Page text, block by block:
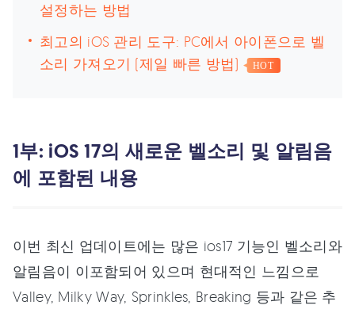
설정하는 방법
최고의 iOS 관리 도구: PC에서 아이폰으로 벨
소리 가져오기 (제일 빠른 방법)
HOT
1부: iOS 17의 새로운 벨소리 및 알림음
에 포함된 내용
이번 최신 업데이트에는 많은 ios17 기능인 벨소리와
알림음이 이포함되어 있으며 현대적인 느낌으로
Valley, Milky Way, Sprinkles, Breaking 등과 같은 추